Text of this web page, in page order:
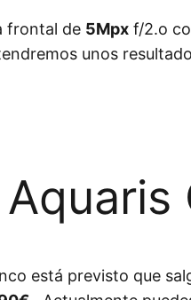
frontal de 5Mpx f/2.o
unos
está previsto que